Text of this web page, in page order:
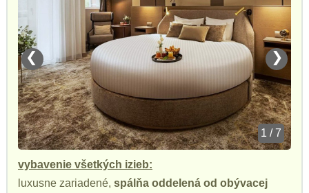
❮ ❯
1 / 7
vybavenie všetkých izieb:
luxusne zariadené, spálňa oddelená od obývacej